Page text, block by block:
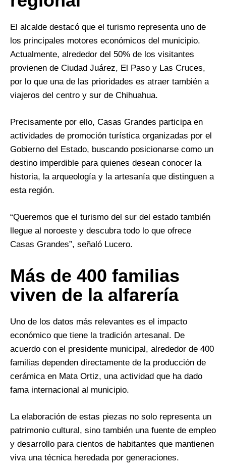
El alcalde destacó que el turismo representa uno de
los principales motores económicos del municipio.
Actualmente, alrededor del 50% de los visitantes
provienen de Ciudad Juárez, El Paso y Las Cruces,
por lo que una de las prioridades es atraer también a
viajeros del centro y sur de Chihuahua.
Precisamente por ello, Casas Grandes participa en
actividades de promoción turística organizadas por el
Gobierno del Estado, buscando posicionarse como un
destino imperdible para quienes desean conocer la
historia, la arqueología y la artesanía que distinguen a
esta región.
“Queremos que el turismo del sur del estado también
llegue al noroeste y descubra todo lo que ofrece
Casas Grandes”, señaló Lucero.
Más de 400 familias
viven de la alfarería
Uno de los datos más relevantes es el impacto
económico que tiene la tradición artesanal. De
acuerdo con el presidente municipal, alrededor de 400
familias dependen directamente de la producción de
cerámica en Mata Ortiz, una actividad que ha dado
fama internacional al municipio.
La elaboración de estas piezas no solo representa un
patrimonio cultural, sino también una fuente de empleo
y desarrollo para cientos de habitantes que mantienen
viva una técnica heredada por generaciones.